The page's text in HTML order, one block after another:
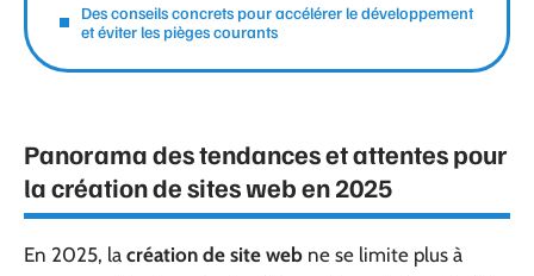
Des conseils concrets pour accélérer le développement
et éviter les pièges courants
Panorama des tendances et attentes pour
la création de sites web en 2025
En 2025, la création de site web ne se limite plus à